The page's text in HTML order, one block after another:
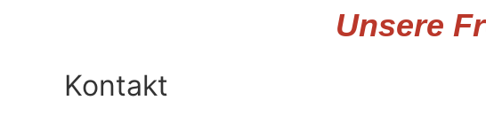
Unsere
Kontakt